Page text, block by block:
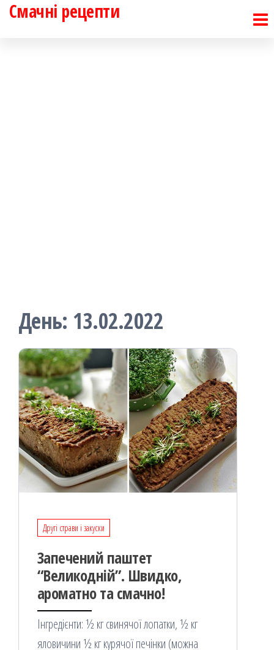
Перейти
Смачні рецепти
День: 13.02.2022
Другі страви і закуски
Запечений паштет
“Великодній”. Швидко,
ароматно та смачно!
Інгредієнти: ½ кг свинячої лопатки, ½ кг
яловичини ½ кг курячої печінки (можна